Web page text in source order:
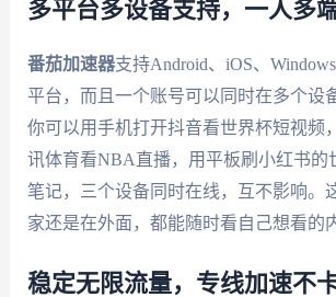
多平台多设备支持，一人多
番茄加速器支持Android、iOS、
平台，而且一个账号可以同时在多个设
你可以用手机打开抖音看世界杯短视频
讯体育看NBA直播，用平板刷小红书的
笔记，三个设备同时在线，互不影响。
家还是在外面，都能随时看自己想看的
稳定无限流量，专线加速不